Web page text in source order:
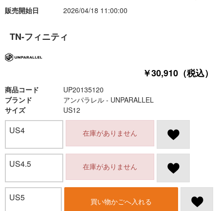
TN-フィニティ
￥30,910（税込）
商品コード UP20135120
販売開始日 2026/04/18 11:00:00
ブランド
アンパラレル - UNPARALLEL
サイズ
US12
US4 在庫がありません
US4.5 在庫がありません
US5 買い物かごへ入れる